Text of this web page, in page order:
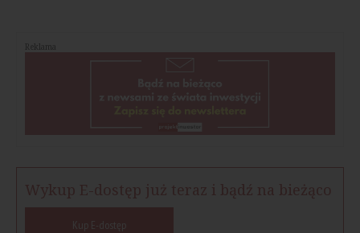
Reklama
Wykup E-dostęp już teraz i bądź na bieżąco
Kup E-dostęp